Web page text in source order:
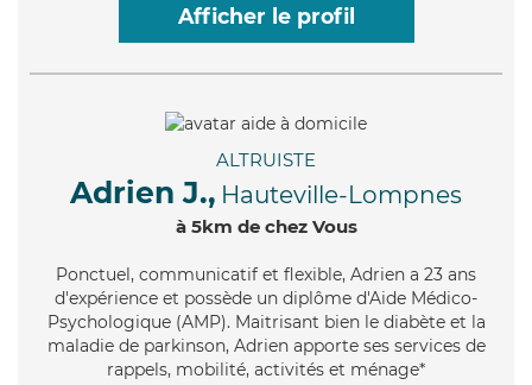
Afficher le profil
ALTRUISTE
Adrien J., Hauteville-Lompnes
à 5km de chez Vous
Ponctuel, communicatif et flexible, Adrien a 23 ans
d'expérience et possède un diplôme d'Aide Médico-
Psychologique (AMP). Maitrisant bien le diabète et la
maladie de parkinson, Adrien apporte ses services de
rappels, mobilité, activités et ménage*